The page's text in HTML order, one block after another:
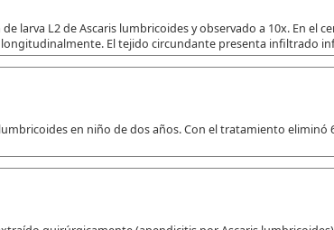
larva L2 de Ascaris lumbricoides y observado a 10x. En el
longitudinalmente. El tejido circundante presenta infiltrado
en niño de dos años. Con el tratamiento eliminó